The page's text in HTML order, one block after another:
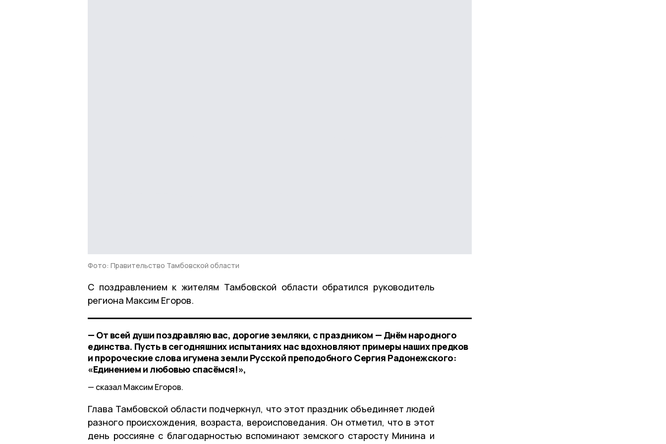
Фото: Правительство Тамбовской области
С поздравлением к жителям Тамбовской области обратился руководитель
региона Максим Егоров.
— От всей души поздравляю вас, дорогие земляки, с праздником — Днём народного
единства. Пусть в сегодняшних испытаниях нас вдохновляют примеры наших предков
и пророческие слова игумена земли Русской преподобного Сергия Радонежского:
«Единением и любовью спасёмся!»,
сказал Максим Егоров.
Глава Тамбовской области подчеркнул, что этот праздник объединяет людей
разного происхождения, возраста, вероисповедания. Он отметил, что в этот
день россияне с благодарностью вспоминают земского старосту Минина и